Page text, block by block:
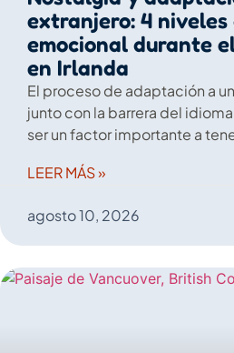
extranjero: 4 niveles
emocional durante
en Irlanda
El proceso de adaptación a
junto con la barrera del
ser un factor importante a
LEER MÁS »
agosto 10, 2026